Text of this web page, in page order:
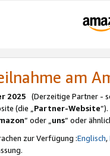
am
2025 (Derzeitige Partner -
(die „Partner-Website
“ oder „uns“ oder
zur Verfügung :Englisch,